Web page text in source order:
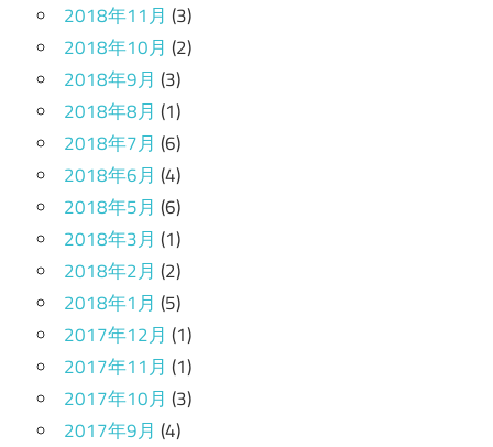
2018年11月 (3)
2018年10月 (2)
2018年9月 (3)
2018年8月 (1)
2018年7月 (6)
2018年6月 (4)
2018年5月 (6)
2018年3月 (1)
2018年2月 (2)
2018年1月 (5)
2017年12月 (1)
2017年11月 (1)
2017年10月 (3)
2017年9月 (4)